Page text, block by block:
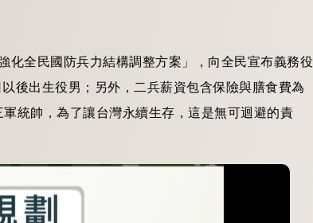
化全民國防兵力結構調整方案」，向全民宣布義務役
後出生役男；另外，二兵薪資包含保險與膳食費為
統帥，為了讓台灣永續生存，這是無可迴避的責